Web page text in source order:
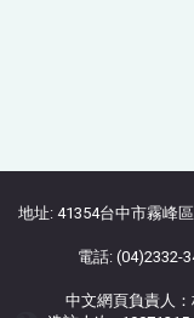
地址: 41354台中市霧峰
電話: (04)2332-
中文網頁負責人